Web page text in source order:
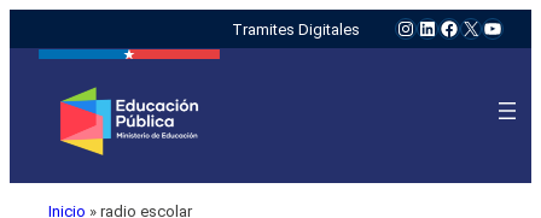
Tramites Digitales Instagram
LinkedIn
Facebook
X
Inicio » radio escolar